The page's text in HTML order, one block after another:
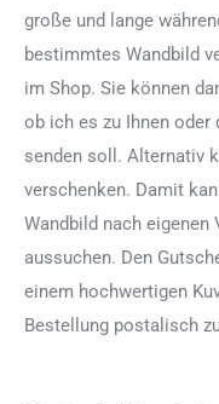
große und lange
bestimmtes Wandbild
im Shop. Sie können
ob ich es zu Ihnen
senden soll. Alternativ
verschenken. Damit
Wandbild nach
aussuchen. Den
einem hochwertigen
Bestellung postalisch